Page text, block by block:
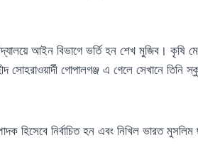
আইন বিভাগে ভর্তি হন শেখ মুজিব। কৃষি
গোপালগঞ্জ এ গেলে সেখানে তিনি
হিসেবে নির্বাচিত হন এবং নিখিল ভারত মুসলিম